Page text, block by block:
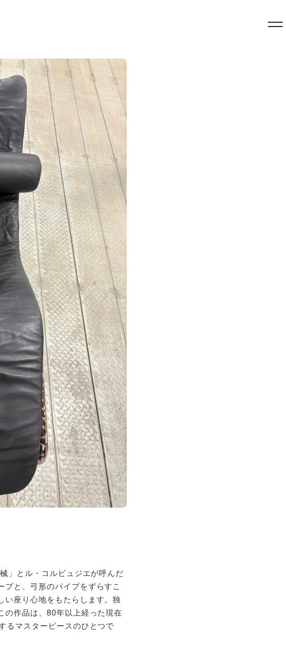
」とル・コルビュジエが呼んだ
と、弓形のパイプをずらすこ
い座り心地をもたらします。独
の作品は、80年以上経った現在
るマスターピースのひとつで